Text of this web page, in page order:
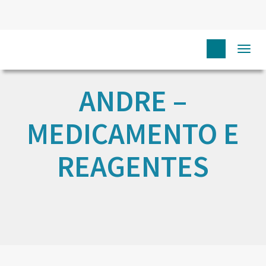
ANDRE –
MEDICAMENTO E
REAGENTES